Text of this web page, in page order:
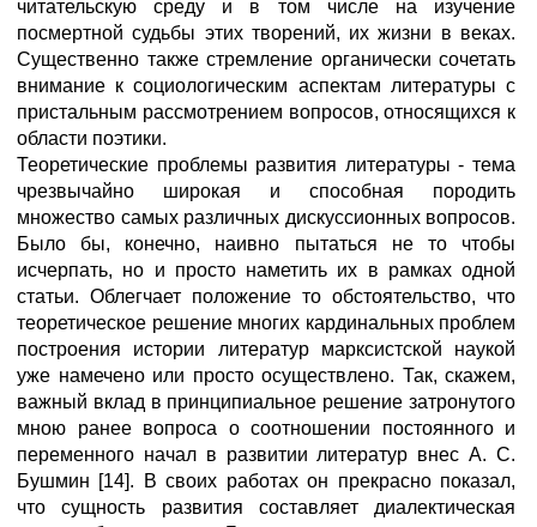
читательскую среду и в том числе на изучение
посмертной судьбы этих творений, их жизни в веках.
Существенно также стремление органически сочетать
внимание к социологическим аспектам литературы с
пристальным рассмотрением вопросов, относящихся к
области поэтики.
Теоретические проблемы развития литературы - тема
чрезвычайно широкая и способная породить
множество самых различных дискуссионных вопросов.
Было бы, конечно, наивно пытаться не то чтобы
исчерпать, но и просто наметить их в рамках одной
статьи. Облегчает положение то обстоятельство, что
теоретическое решение многих кардинальных проблем
построения истории литератур марксистской наукой
уже намечено или просто осуществлено. Так, скажем,
важный вклад в принципиальное решение затронутого
мною ранее вопроса о соотношении постоянного и
переменного начал в развитии литератур внес А. С.
Бушмин [14]. В своих работах он прекрасно показал,
что сущность развития составляет диалектическая